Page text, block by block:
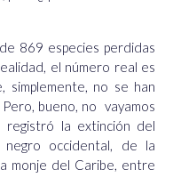
869 especies perdidas
el número real es
simplemente, no se han
Pero, bueno, no vayamos
registró la extinción del
negro occidental, de la
monje del Caribe, entre